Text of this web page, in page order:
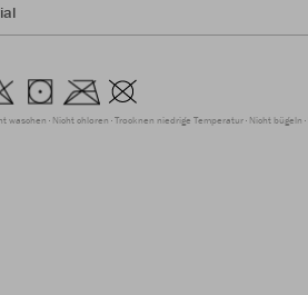
waschen Nicht chloren Trocknen niedrige Temperatur Nicht bügeln